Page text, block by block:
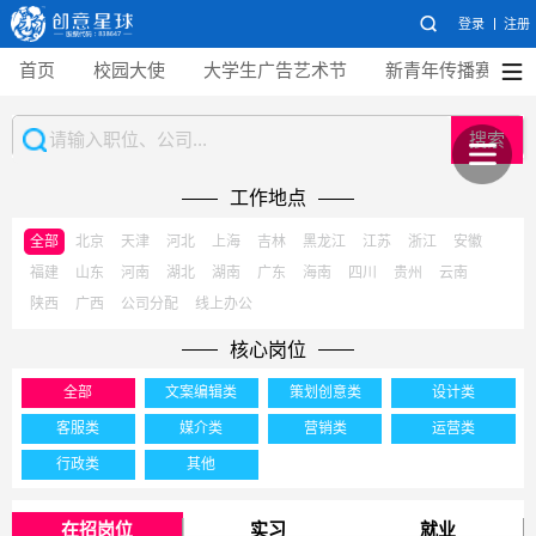
登录 注册
首页 校园大使 大学生广告艺术节 新青年传播赛
搜索
工作地点
全部 北京 天津 河北 上海 吉林 黑龙江 江苏 浙江
安徽
福建
山东 河南 湖北 湖南 广东 海南 四川 贵州
云南
陕西
广西 公司分配 线上办公
核心岗位
全部 文案编辑类 策划创意类 设计类
客服类 媒介类 营销类 运营类
行政类 其他
在招岗位 实习 就业